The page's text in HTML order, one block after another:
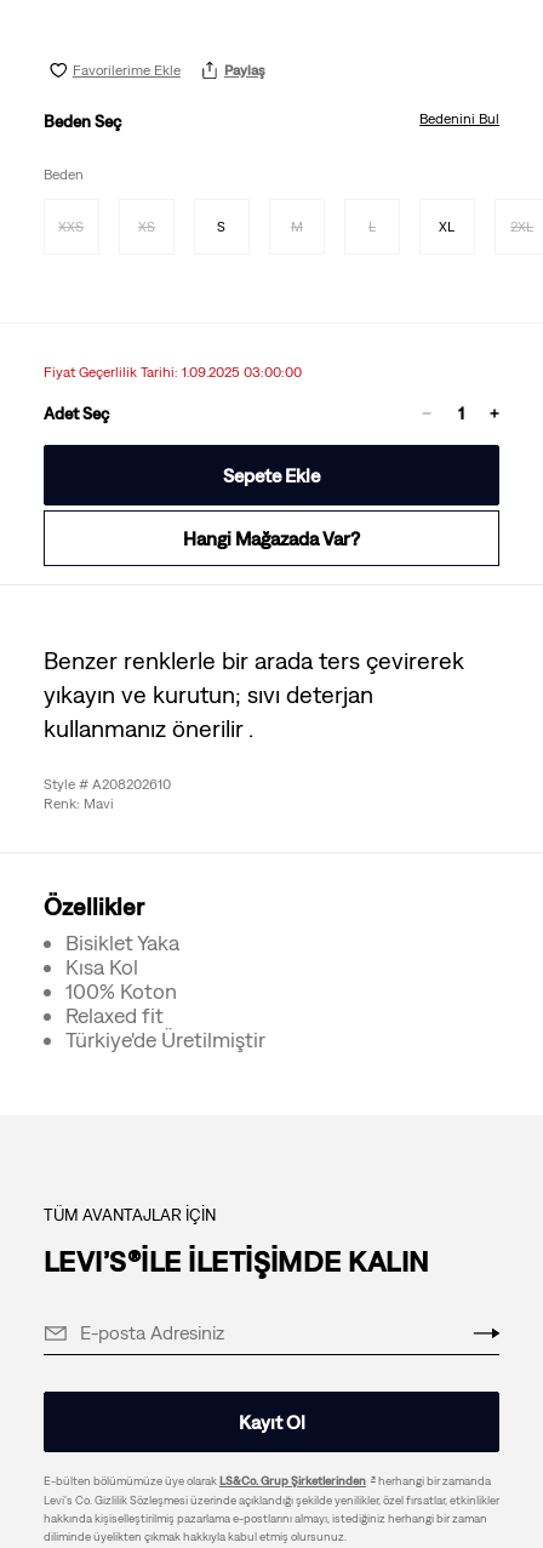
Favorilerime Ekle Paylaş
Beden Seç Bedenini Bul
Beden
XXS XS S M L XL 2XL
Fiyat Geçerlilik Tarihi: 1.09.2025 03:00:00
Adet Seç
Sepete Ekle
Hangi Mağazada Var?
Benzer renklerle bir arada ters çevirerek
yıkayın ve kurutun; sıvı deterjan
kullanmanız önerilir .
Style # A208202610
Renk: Mavi
Özellikler
Bisiklet Yaka
Kısa Kol
100% Koton
Relaxed fit
Türkiye'de Üretilmiştir
TÜM AVANTAJLAR İÇİN
LEVI’S®İLE İLETİŞİMDE KALIN
Kayıt Ol
E-bülten bölümümüze üye olarakLS&Co. Grup Şirketlerinden
herhangi bir zamanda
Levi's Co. Gizlilik Sözleşmesi üzerinde açıklandığı şekilde yenilikler, özel fırsatlar, etkinlikler
hakkında kişiselleştirilmiş pazarlama e-postlarını almayı, istediğiniz herhangi bir zaman
diliminde üyelikten çıkmak hakkıyla kabul etmiş olursunuz.